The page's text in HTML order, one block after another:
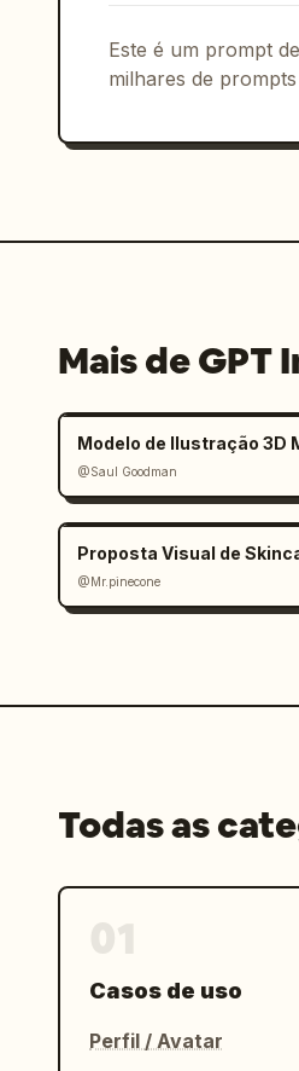
Este é um prompt
milhares de
Mais de GPT
Modelo de Ilustração 3D
@Saul Goodman
Proposta Visual de
@Mr.pinecone
Todas as
Casos de uso
Perfil / Avatar